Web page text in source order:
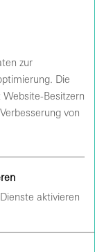
sind in der
in der
zur
Die
Besitzern
von
aktivieren